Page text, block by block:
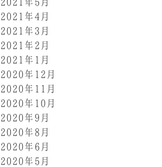
2021年5月
2021年4月
2021年3月
2021年2月
2021年1月
2020年12月
2020年11月
2020年10月
2020年9月
2020年8月
2020年6月
2020年5月